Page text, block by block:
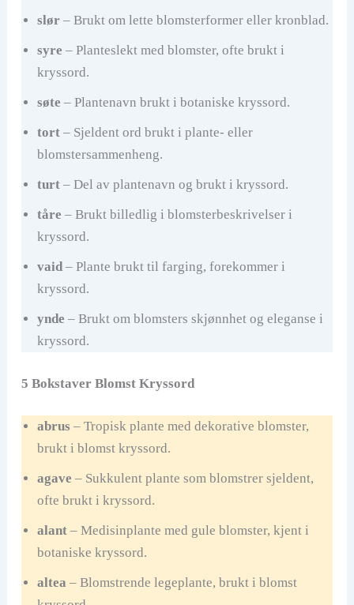
slør – Brukt om lette blomsterformer eller kronblad.
syre – Planteslekt med blomster, ofte brukt i
kryssord.
søte – Plantenavn brukt i botaniske kryssord.
tort– Sjeldent ord brukt i plante- eller
blomstersammenheng.
turt– Del av plantenavn og brukt i kryssord.
tåre – Brukt billedlig i blomsterbeskrivelser i
kryssord.
vaid– Plante brukt til farging, forekommer i
kryssord.
ynde – Brukt om blomsters skjønnhet og eleganse i
kryssord.
5 Bokstaver Blomst Kryssord
abrus – Tropisk plante med dekorative blomster,
brukt i blomst kryssord.
agave – Sukkulent plante som blomstrer sjeldent,
ofte brukt i kryssord.
alant– Medisinplante med gule blomster, kjent i
botaniske kryssord.
altea – Blomstrende legeplante, brukt i blomst